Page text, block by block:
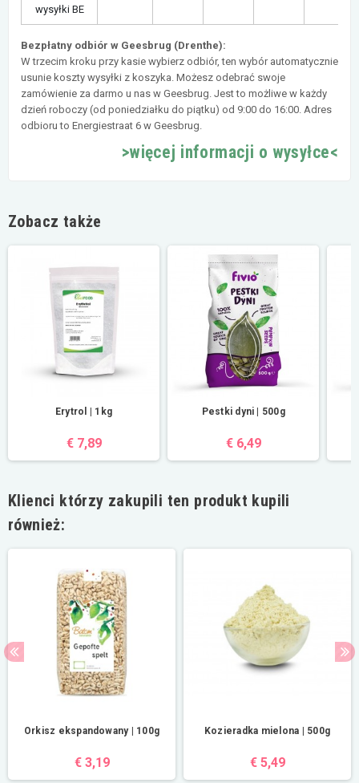
wysyłki BE
Bezpłatny odbiór w Geesbrug (Drenthe):
W trzecim kroku przy kasie wybierz odbiór, ten wybór automatycznie
usunie koszty wysyłki z koszyka. Możesz odebrać swoje
zamówienie za darmo u nas w Geesbrug. Jest to możliwe w każdy
dzień roboczy (od poniedziałku do piątku) od 9:00 do 16:00. Adres
odbioru to Energiestraat 6 w Geesbrug.
>więcej informacji o wysyłce<
Zobacz także
Erytrol | 1kg
€ 7,89
Pestki dyni | 500g
€ 6,49
Klienci którzy zakupili ten produkt kupili
również:
Orkisz ekspandowany | 100g
€ 3,19
Kozieradka mielona | 500g
€ 5,49